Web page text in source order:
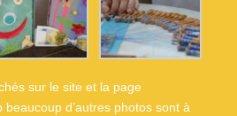
sur le site et la page
d’autres photos sont à